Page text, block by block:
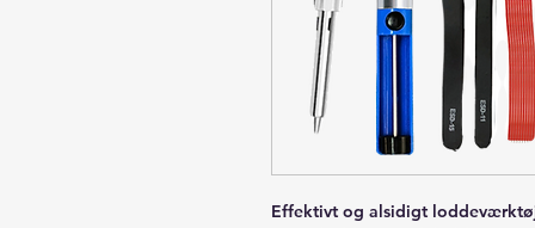
Effektivt og alsidigt